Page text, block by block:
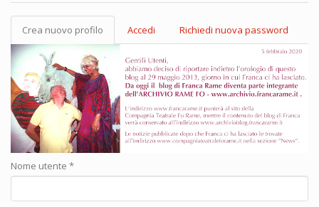
Schede primarie
Crea nuovo profilo (scheda
attiva)
Accedi Richiedi nuova password
Nome utente *